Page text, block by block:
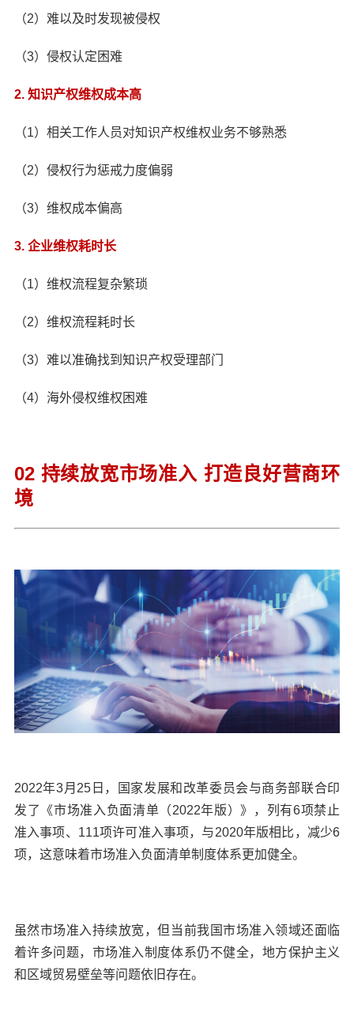
（2）难以及时发现被侵权
（3）侵权认定困难
2. 知识产权维权成本高
（1）相关工作人员对知识产权维权业务不够熟悉
（2）侵权行为惩戒力度偏弱
（3）维权成本偏高
3. 企业维权耗时长
（1）维权流程复杂繁琐
（2）维权流程耗时长
（3）难以准确找到知识产权受理部门
（4）海外侵权维权困难
02 持续放宽市场准入 打造良好营商环
境
2022年3月25日，国家发展和改革委员会与商务部联合印
发了《市场准入负面清单（2022年版）》，列有6项禁止
准入事项、111项许可准入事项，与2020年版相比，减少6
项，这意味着市场准入负面清单制度体系更加健全。
虽然市场准入持续放宽，但当前我国市场准入领域还面临
着许多问题，市场准入制度体系仍不健全，地方保护主义
和区域贸易壁垒等问题依旧存在。